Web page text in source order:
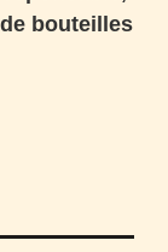
bouteilles